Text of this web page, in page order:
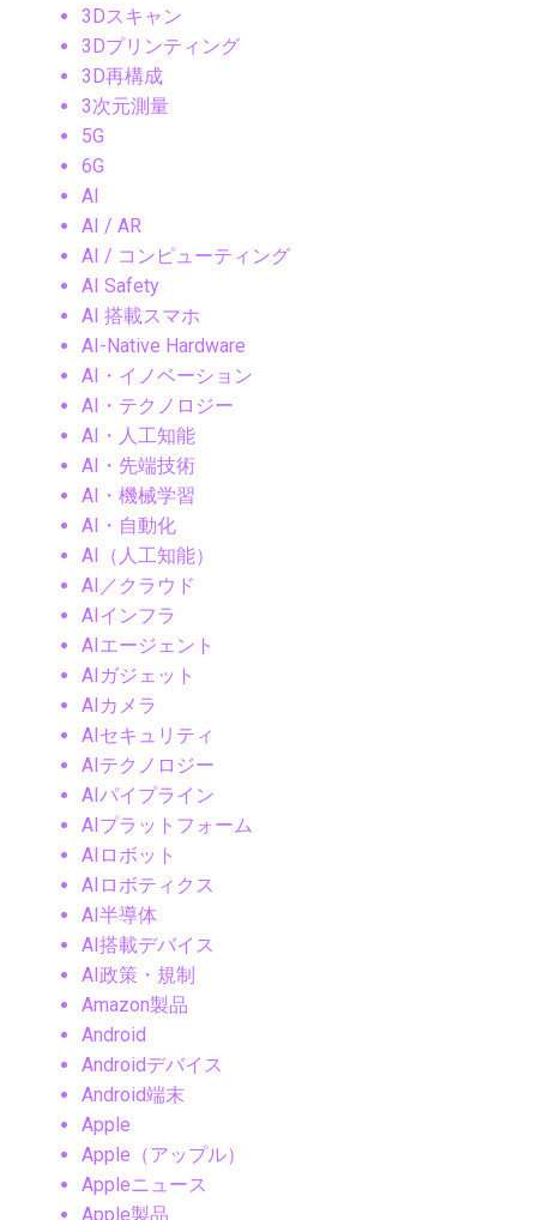
3Dスキャン
3Dプリンティング
3D再構成
3次元測量
5G
6G
AI
AI / AR
AI / コンピューティング
AI Safety
AI 搭載スマホ
AI-Native Hardware
AI・イノベーション
AI・テクノロジー
AI・人工知能
AI・先端技術
AI・機械学習
AI・自動化
AI（人工知能）
AI／クラウド
AIインフラ
AIエージェント
AIガジェット
AIカメラ
AIセキュリティ
AIテクノロジー
AIパイプライン
AIプラットフォーム
AIロボット
AIロボティクス
AI半導体
AI搭載デバイス
AI政策・規制
Amazon製品
Android
Androidデバイス
Android端末
Apple
Apple（アップル）
Appleニュース
Apple製品